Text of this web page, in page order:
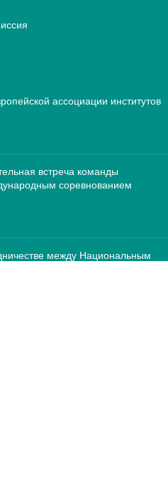
ассоциации институтов
встреча команды
соревнованием
между Национальным